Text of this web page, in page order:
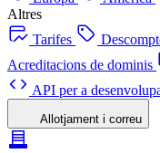
Altres
Tarifes
Acreditacions de dominis
API per a
Allotjament i correu